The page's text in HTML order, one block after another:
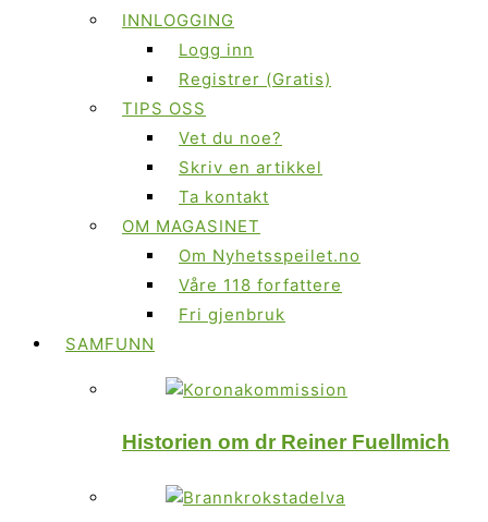
INNLOGGING
Logg inn
Registrer (Gratis)
TIPS OSS
Vet du noe?
Skriv en artikkel
Ta kontakt
OM MAGASINET
Om Nyhetsspeilet.no
Våre 118 forfattere
Fri gjenbruk
SAMFUNN
Historien om dr Reiner Fuellmich